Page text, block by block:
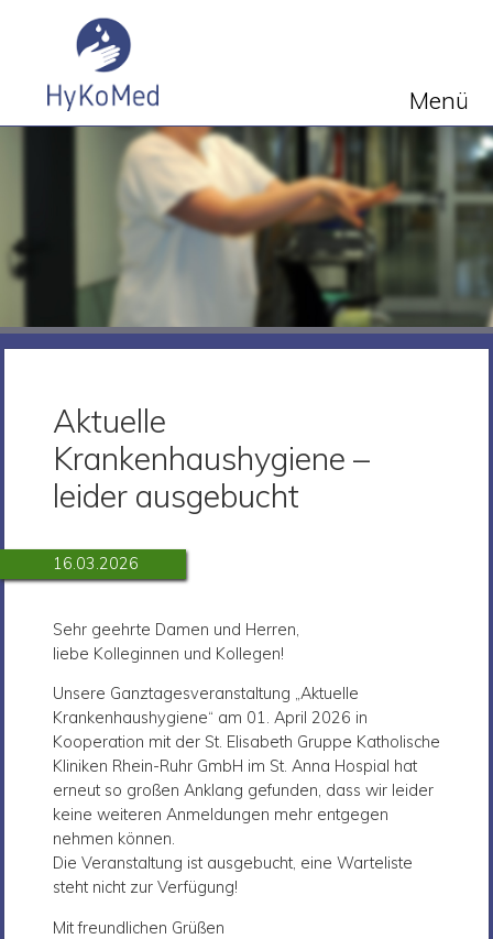
Menü
Aktuelle
Krankenhaushygiene –
leider ausgebucht
16.03.2026
Sehr geehrte Damen und Herren,
liebe Kolleginnen und Kollegen!
Unsere Ganztagesveranstaltung „Aktuelle
Krankenhaushygiene“ am 01. April 2026 in
Kooperation mit der St. Elisabeth Gruppe Katholische
Kliniken Rhein-Ruhr GmbH im St. Anna Hospial hat
erneut so großen Anklang gefunden, dass wir leider
keine weiteren Anmeldungen mehr entgegen
nehmen können.
Die Veranstaltung ist ausgebucht, eine Warteliste
steht nicht zur Verfügung!
Mit freundlichen Grüßen